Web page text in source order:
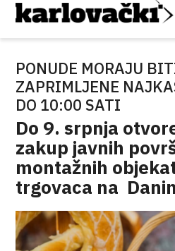
PONUDE MORAJU
ZAPRIMLJENE
DO 10:00 SATI
Do 9. srpnja
zakup javnih
montažnih
trgovaca na